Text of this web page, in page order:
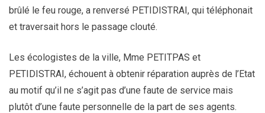
brûlé le feu rouge, a renversé PETIDISTRAI, qui téléphonait
et traversait hors le passage clouté.
Les écologistes de la ville, Mme PETITPAS et
PETIDISTRAI, échouent à obtenir réparation auprès de l’Etat
au motif qu’il ne s’agit pas d’une faute de service mais
plutôt d’une faute personnelle de la part de ses agents.